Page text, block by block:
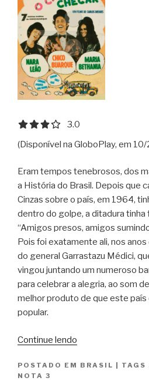
3.0 out of 5.0 stars
3.0
(Disponível na GloboPlay, em
Eram tempos tenebrosos, dos
a História do Brasil. Depois que
Cinzas sobre o país, em 1964,
dentro do golpe, a ditadura tinha
“Amigos presos, amigos
Pois foi exatamente ali, nos
do general Garrastazu Médici,
vingou juntando um numeroso
para celebrar a alegria, ao som
melhor produto de que este país
popular.
Continue lendo
Carnaval
POSTADO EM BRASIL TAGS
NOTA 3